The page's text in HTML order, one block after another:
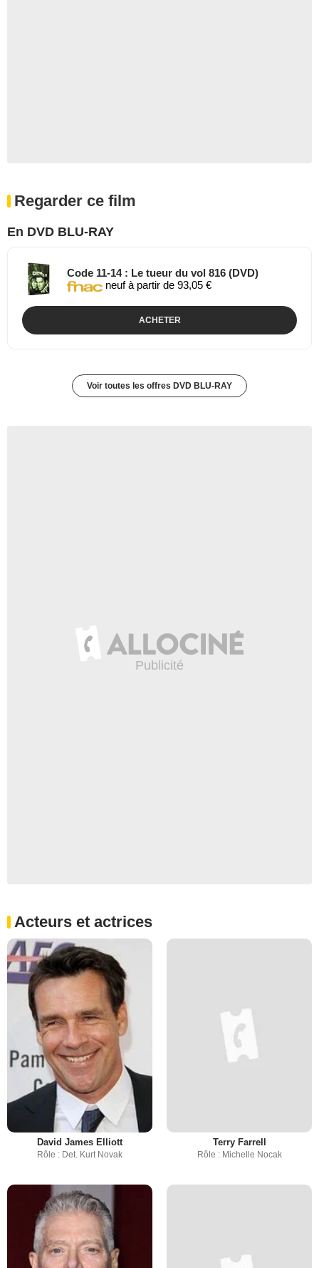
Regarder ce film
En DVD BLU-RAY
Code 11-14 : Le tueur du vol 816 (DVD)
neuf à partir de 93,05 €
ACHETER
Voir toutes les offres DVD BLU-RAY
Acteurs et actrices
David James Elliott
Rôle : Det. Kurt Novak
Terry Farrell
Rôle : Michelle Nocak